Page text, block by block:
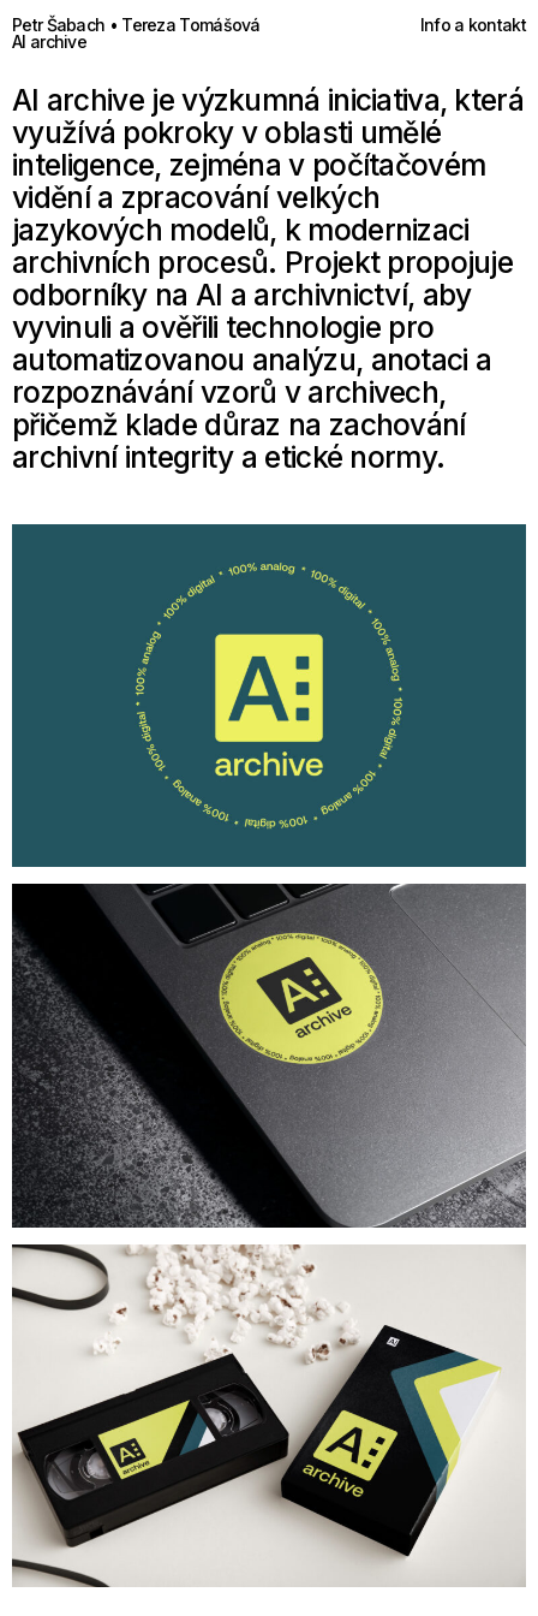
Petr Šabach • Tereza Tomášová
Info a kontakt
AI archive
AI archive je výzkumná iniciativa, která
využívá pokroky v oblasti umělé
inteligence, zejména v počítačovém
vidění a zpracování velkých
jazykových modelů, k modernizaci
archivních procesů. Projekt propojuje
odborníky na AI a archivnictví, aby
vyvinuli a ověřili technologie pro
automatizovanou analýzu, anotaci a
rozpoznávání vzorů v archivech,
přičemž klade důraz na zachování
archivní integrity a etické normy.